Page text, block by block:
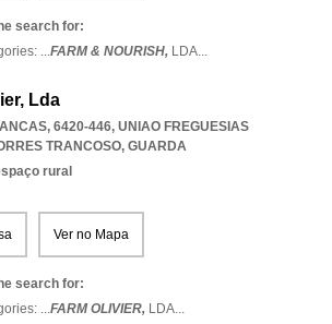
search for:
...FARM & NOURISH, LDA...
Lda
6420-446, UNIAO FREGUESIAS
TRANCOSO, GUARDA
rural
Ver no Mapa
search for:
...FARM OLIVIER, LDA...